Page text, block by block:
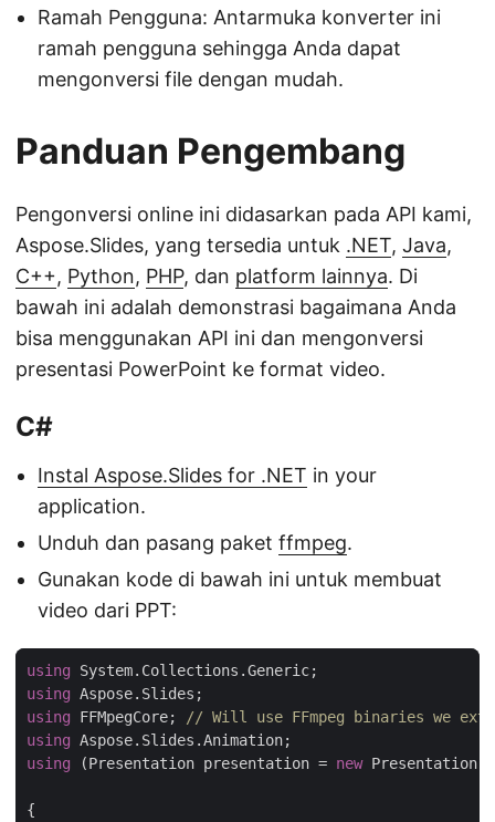
Ramah Pengguna: Antarmuka konverter ini
ramah pengguna sehingga Anda dapat
mengonversi file dengan mudah.
Panduan Pengembang
Pengonversi online ini didasarkan pada API kami,
Aspose.Slides, yang tersedia untuk .NET, Java,
C++, Python, PHP, dan platform lainnya. Di
bawah ini adalah demonstrasi bagaimana Anda
bisa menggunakan API ini dan mengonversi
presentasi PowerPoint ke format video.
C#
Instal Aspose.Slides for .NET in your
application.
Unduh dan pasang paket ffmpeg.
Gunakan kode di bawah ini untuk membuat
video dari PPT:
using
using
using FFMpegCore; // Will use FFmpeg binaries we
using
using (Presentation presentation = new